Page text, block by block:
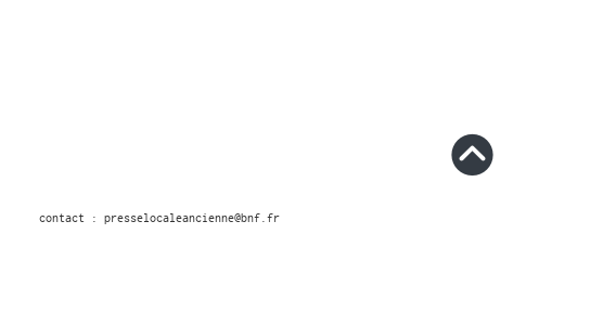
contact : presselocaleancienne@bnf.fr